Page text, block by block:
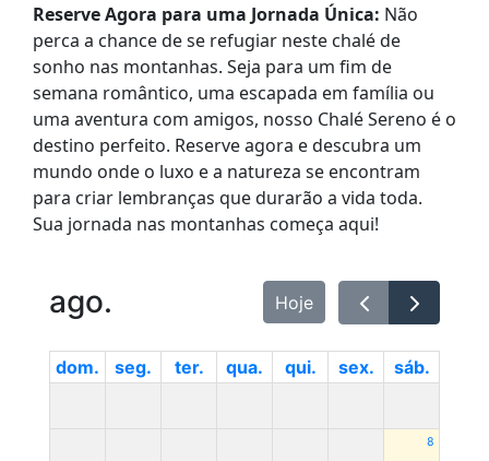
Reserve Agora para uma Jornada Única: Não
perca a chance de se refugiar neste chalé de
sonho nas montanhas. Seja para um fim de
semana romântico, uma escapada em família ou
uma aventura com amigos, nosso Chalé Sereno é o
destino perfeito. Reserve agora e descubra um
mundo onde o luxo e a natureza se encontram
para criar lembranças que durarão a vida toda.
Sua jornada nas montanhas começa aqui!
ago. Hoje
dom. seg. ter. qua. qui. sex. sáb.
8